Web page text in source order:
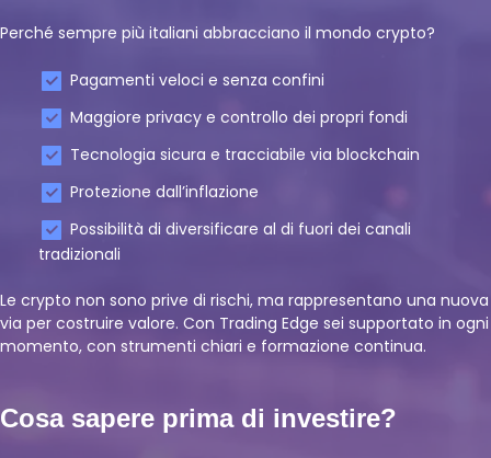
Perché sempre più italiani abbracciano il mondo crypto?
Pagamenti veloci e senza confini
Maggiore privacy e controllo dei propri fondi
Tecnologia sicura e tracciabile via blockchain
Protezione dall’inflazione
Possibilità di diversificare al di fuori dei canali
tradizionali
Le crypto non sono prive di rischi, ma rappresentano una nuova
via per costruire valore. Con Trading Edge sei supportato in ogni
momento, con strumenti chiari e formazione continua.
Cosa sapere prima di investire?